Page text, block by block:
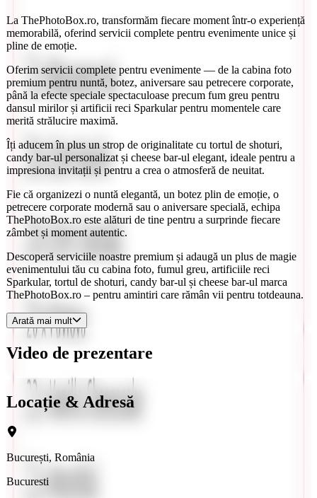
La ThePhotoBox.ro, transformăm fiecare moment într-o experiență
memorabilă, oferind servicii complete pentru evenimente unice și
pline de emoție.
Oferim servicii complete pentru evenimente — de la cabina foto
premium pentru nuntă, botez, aniversare sau petrecere corporate,
până la efecte speciale spectaculoase precum fum greu pentru
dansul mirilor și artificii reci Sparkularpentru momentele care
merită strălucire maximă.
Îți aducem în plus un strop de originalitate cu tortul de shoturi,
candy bar-ul personalizat și cheese bar-ul elegant, ideale pentru a
impresiona invitații și pentru a crea o atmosferă de neuitat.
Fie că organizezi o nuntă elegantă, un botez plin de emoție, o
petrecere corporate modernă sau o aniversare specială, echipa
ThePhotoBox.ro este alături de tine pentru a surprinde fiecare
zâmbet și moment autentic.
Descoperă serviciile noastre premium și adaugă un plus de magie
evenimentului tău cu cabina foto, fumul greu, artificiile reci
Sparkular, tortul de shoturi, candy bar-ul și cheese bar-ul marca
ThePhotoBox.ro– pentru amintiri care rămân vii pentru totdeauna.
Arată mai mult
Video de prezentare
Locație & Adresă
București, România
Bucuresti